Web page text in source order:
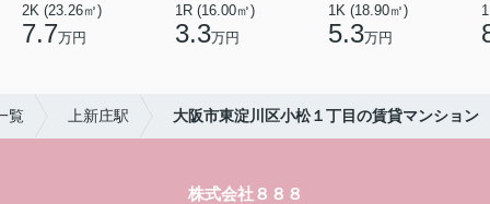
2K (23.26㎡)
7.7万円
1R (16.00㎡)
3.3万円
1K (18.90㎡)
5.3万円
覧 上新庄駅 大阪市東淀川区小松１丁目の賃貸マンション
株式会社８８８